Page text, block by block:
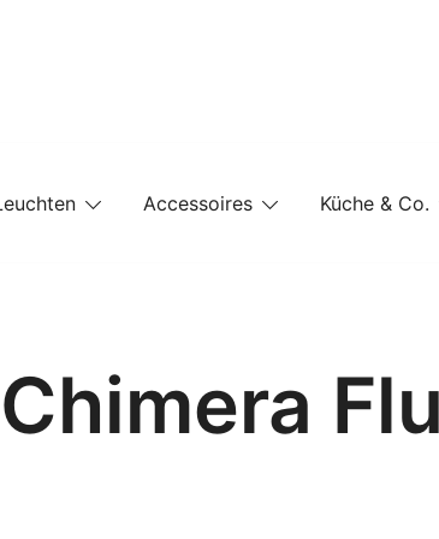
Accessoires Küche & Co.